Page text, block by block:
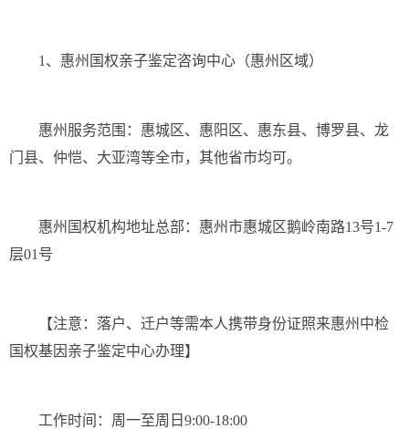
1、惠州国权亲子鉴定咨询中心（惠州区域）
惠州服务范围：惠城区、惠阳区、惠东县、博罗县、龙
门县、仲恺、大亚湾等全市，其他省市均可。
惠州国权机构地址总部：惠州市惠城区鹅岭南路13号1-7
层01号
【注意：落户、迁户等需本人携带身份证照来惠州中检
国权基因亲子鉴定中心办理】
工作时间：周一至周日9:00-18:00